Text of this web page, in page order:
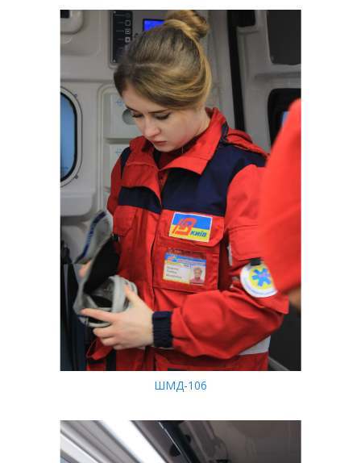
ШМД-106